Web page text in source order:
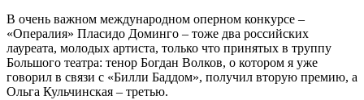
В очень важном международном оперном конкурсе –
«Опералия» Пласидо Доминго – тоже два российских
лауреата, молодых артиста, только что принятых в труппу
Большого театра: тенор Богдан Волков, о котором я уже
говорил в связи с «Билли Баддом», получил вторую премию, а
Ольга Кульчинская – третью.